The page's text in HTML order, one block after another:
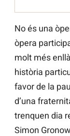
No és una
òpera
molt més
història
favor de la
d’una
trenquen dia
Simon